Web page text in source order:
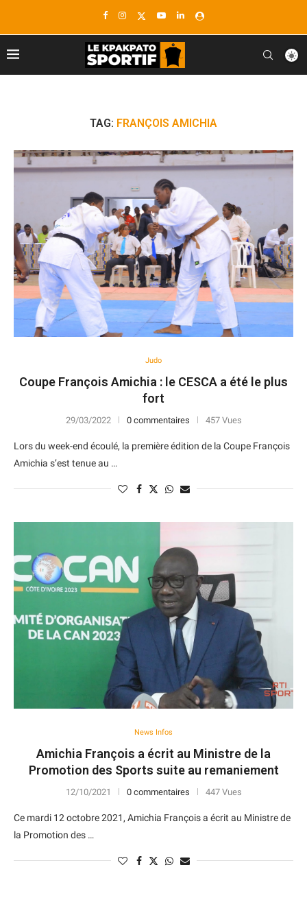
TAG: FRANÇOIS AMICHIA
Judo
Coupe François Amichia : le CESCA a été le plus
fort
29/03/2022 0 commentaires 457 Vues
Lors du week-end écoulé, la première édition de la Coupe François
Amichia s’est tenue au …
News Infos
Amichia François a écrit au Ministre de la
Promotion des Sports suite au remaniement
12/10/2021 0 commentaires 447 Vues
Ce mardi 12 octobre 2021, Amichia François a écrit au Ministre de
la Promotion des …